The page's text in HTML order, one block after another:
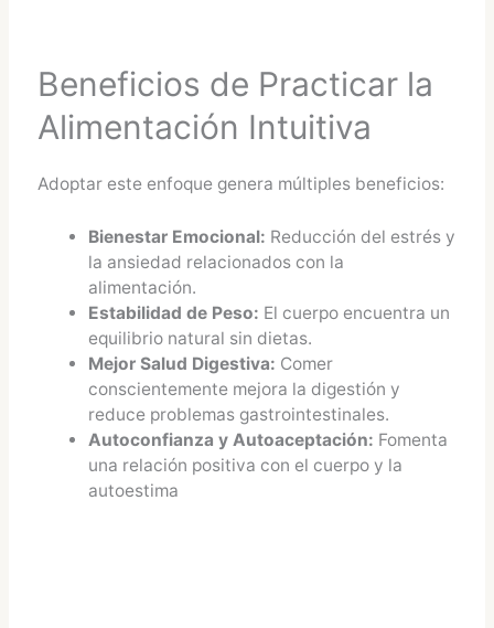
Beneficios de Practicar la
Alimentación Intuitiva
Adoptar este enfoque genera múltiples beneficios:
Bienestar Emocional: Reducción del estrés y
la ansiedad relacionados con la
alimentación.
Estabilidad de Peso: El cuerpo encuentra un
equilibrio natural sin dietas.
Mejor Salud Digestiva: Comer
conscientemente mejora la digestión y
reduce problemas gastrointestinales.
Autoconfianza y Autoaceptación: Fomenta
una relación positiva con el cuerpo y la
autoestima​